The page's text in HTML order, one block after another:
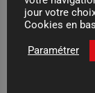
Posté dans
jour votre
Cookies en
Paramétrer